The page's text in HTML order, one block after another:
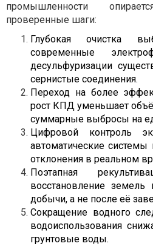
промышленности
проверенные шаги:
Глубокая очистка
современные
десульфуризации
сернистые соединения.
Переход на более
рост КПД уменьшает
суммарные выбросы на
Цифровой контроль
автоматические
отклонения в реальном
Поэтапная
восстановление
добычи, а не после её
Сокращение водного
водоиспользования
грунтовые воды.